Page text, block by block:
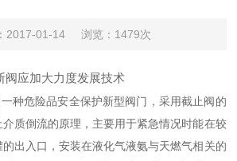
2017-01-14 浏览：1479次
应加大力度发展技术
种危险品安全保护新型阀门，采用截止阀的
质倒流的原理，主要用于紧急情况时能在较
出入口，安装在液化气液氨与天燃气相关的